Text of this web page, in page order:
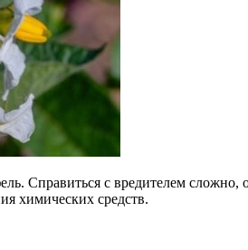
Справиться с вредителем сложно,
химических средств.